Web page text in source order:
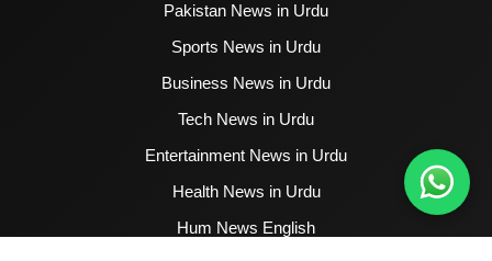
Pakistan News in Urdu
Sports News in Urdu
Business News in Urdu
Tech News in Urdu
Entertainment News in Urdu
Health News in Urdu
Hum News English